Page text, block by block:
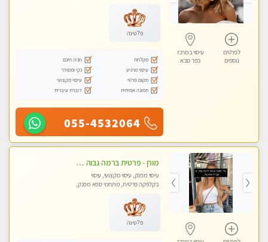
לפרטים
נוספים
עיסוי במרכז
כפר סבא
פלטינה
מקלחת
חניה חינם
עיסוי מרגיע
נקי ומסודר
מקום פרטי
עיסוי מקצועי
תמונה אמיתית
דוברת עיברית
055-4532064
מורן - פרטית ברמה גבוה בבת-ים -הודעות ווצאפ בלבד
עיסוי מפנק, עיסוי מקצועי, עיסוי
בקלניקה פרטית, מתחמי ספא מפנק,
פלטינה